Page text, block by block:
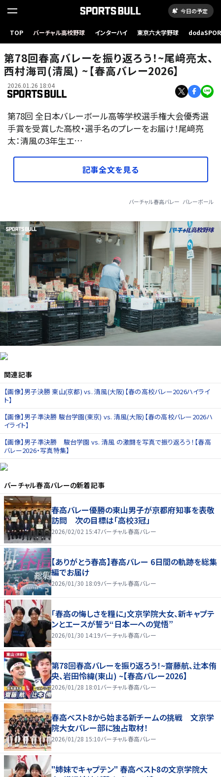
今日の予定
TOP バーチャル高校野球 インターハイ 東京六大学野球
第78回春高バレーを振り返ろう！~尾﨑亮太、
西村海司(清風) ~【春高バレー2026】
2026.01.26 18:04
第78回 全日本バレーボール高等学校選手権大会優秀選
手賞を受賞した高校・選手名のプレーをお届け！尾﨑亮
太：清風の3年生エ…
記事全文を見る
バーチャル春高バレー バレーボール
関連記事
【画像】男子決勝 東山(京都) vs. 清風(大阪)【春の高校バレー2026ハイライ
ト】
【画像】男子準決勝 駿台学園(東京) vs. 清風(大阪)【春の高校バレー2026ハ
イライト】
【画像】男子準決勝 駿台学園 vs. 清風 の激闘を写真で振り返ろう！【春高
バレー2026・写真特集】
バーチャル春高バレーの新着記事
春高バレー優勝の東山男子が京都府知事を表敬
訪問 次の目標は「高校3冠」
2026/02/02 15:47バーチャル春高バレー
【ありがとう春高】春高バレー 6日間の軌跡を総集
編でお届け
2026/01/30 18:09バーチャル春高バレー
「春高の悔しさを糧に」文京学院大女、新キャプテ
ンとエースが誓う“日本一への覚悟”
2026/01/30 14:19バーチャル春高バレー
第78回春高バレーを振り返ろう！~齋藤航、辻本侑
央、岩田怜緯(東山) ~【春高バレー2026】
2026/01/28 18:01 バーチャル春高バレー
春高ベスト8から始まる新チームの挑戦 文京学
院大女バレー部に独占取材！
2026/01/28 15:10バーチャル春高バレー
"姉妹でキャプテン" 春高ベスト8の文京学院大